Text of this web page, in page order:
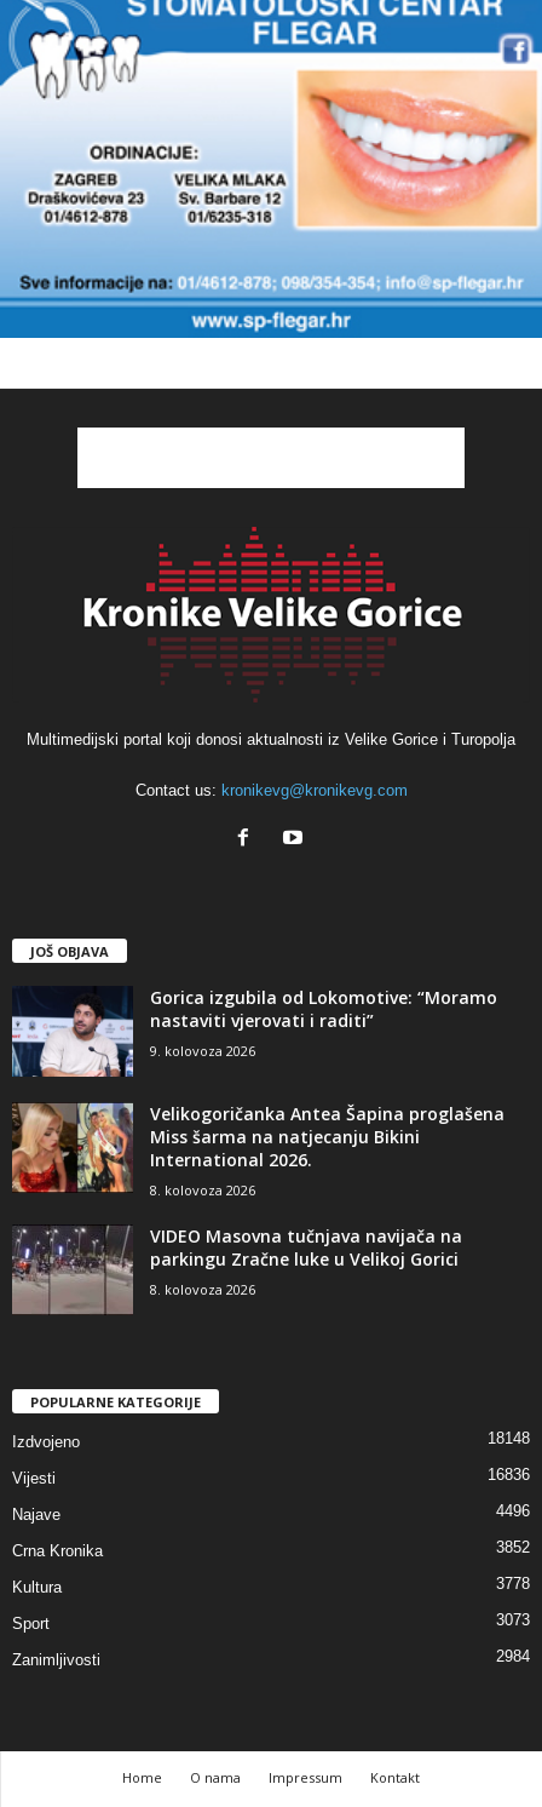
Multimedijski portal koji donosi aktualnosti iz Velike Gorice i Turopolja
Contact us: kronikevg@kronikevg.com
JOŠ OBJAVA
Gorica izgubila od Lokomotive: “Moramo
nastaviti vjerovati i raditi”
9. kolovoza 2026
Velikogoričanka Antea Šapina proglašena
Miss šarma na natjecanju Bikini
International 2026.
8. kolovoza 2026
VIDEO Masovna tučnjava navijača na
parkingu Zračne luke u Velikoj Gorici
8. kolovoza 2026
POPULARNE KATEGORIJE
Izdvojeno 18148
Vijesti 16836
Najave 4496
Crna Kronika 3852
Kultura 3778
Sport 3073
Zanimljivosti 2984
Home O nama Impressum
Kontakt